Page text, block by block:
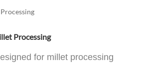
Processing
for millet processing